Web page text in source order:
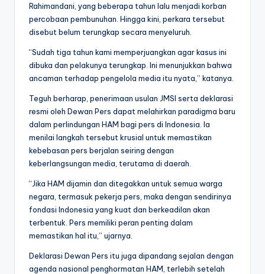
Rahimandani, yang beberapa tahun lalu menjadi korban
percobaan pembunuhan. Hingga kini, perkara tersebut
disebut belum terungkap secara menyeluruh.
“Sudah tiga tahun kami memperjuangkan agar kasus ini
dibuka dan pelakunya terungkap. Ini menunjukkan bahwa
ancaman terhadap pengelola media itu nyata,” katanya.
Teguh berharap, penerimaan usulan JMSI serta deklarasi
resmi oleh Dewan Pers dapat melahirkan paradigma baru
dalam perlindungan HAM bagi pers di Indonesia. Ia
menilai langkah tersebut krusial untuk memastikan
kebebasan pers berjalan seiring dengan
keberlangsungan media, terutama di daerah.
“Jika HAM dijamin dan ditegakkan untuk semua warga
negara, termasuk pekerja pers, maka dengan sendirinya
fondasi Indonesia yang kuat dan berkeadilan akan
terbentuk. Pers memiliki peran penting dalam
memastikan hal itu,” ujarnya.
Deklarasi Dewan Pers itu juga dipandang sejalan dengan
agenda nasional penghormatan HAM, terlebih setelah